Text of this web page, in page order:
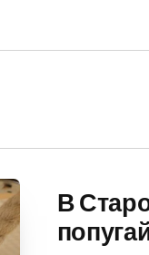
В